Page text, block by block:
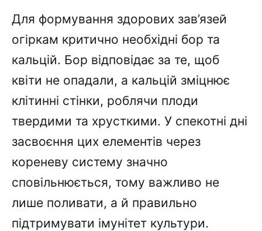
Для формування здорових зав’язей
огіркам критично необхідні бор та
кальцій. Бор відповідає за те, щоб
квіти не опадали, а кальцій зміцнює
клітинні стінки, роблячи плоди
твердими та хрусткими. У спекотні дні
засвоєння цих елементів через
кореневу систему значно
сповільнюється, тому важливо не
лише поливати, а й правильно
підтримувати імунітет культури.